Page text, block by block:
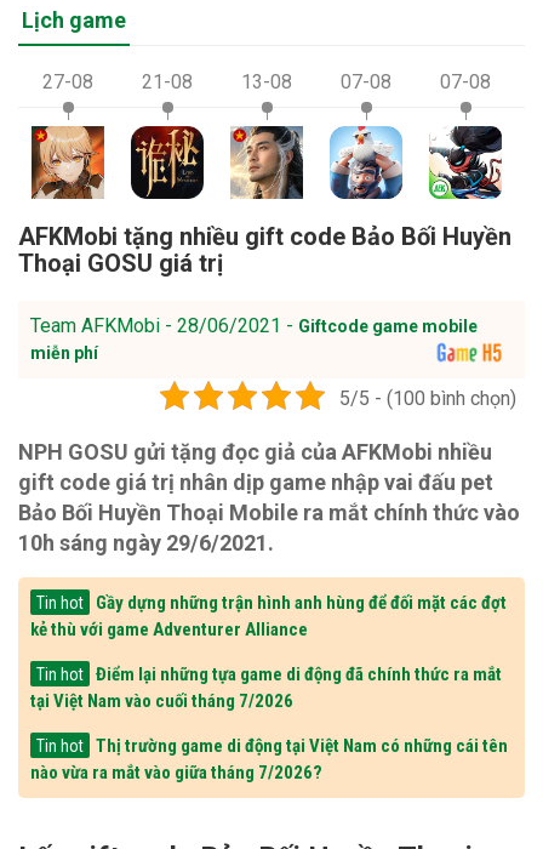
Lịch game
27-08 21-08 13-08 07-08 07-08
AFKMobi tặng nhiều gift code Bảo Bối Huyền
Thoại GOSU giá trị
Team AFKMobi - 28/06/2021 - Giftcode game mobile
miễn phí
5/5 - (100 bình chọn)
NPH GOSU gửi tặng đọc giả của AFKMobi nhiều
gift code giá trị nhân dịp game nhập vai đấu pet
Bảo Bối Huyền Thoại Mobile ra mắt chính thức vào
10h sáng ngày 29/6/2021.
Tin hot
Gầy dựng những trận hình anh hùng để đối mặt các đợt
kẻ thù với game Adventurer Alliance
Tin hot
Điểm lại những tựa game di động đã chính thức ra mắt
tại Việt Nam vào cuối tháng 7/2026
Tin hot
Thị trường game di động tại Việt Nam có những cái tên
nào vừa ra mắt vào giữa tháng 7/2026?